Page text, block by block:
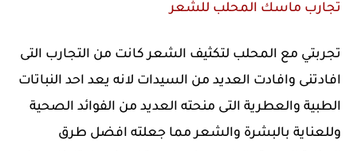
تجارب ماسك المحلب للشعر
تجربتي مع المحلب لتكثيف الشعر كانت من التجارب التى
افادتنى وافادت العديد من السيدات لانه يعد احد النباتات
الطبية والعطرية التى منحته العديد من الفوائد الصحية
وللعناية بالبشرة والشعر مما جعلته افضل طرق